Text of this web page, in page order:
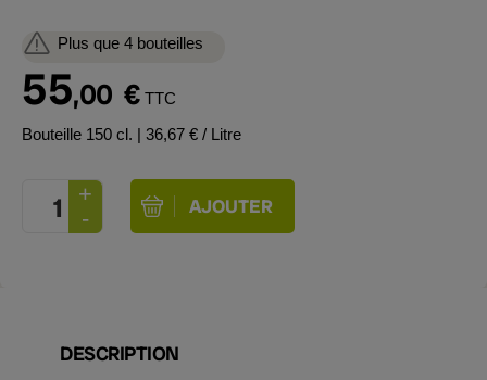
Plus que 4 bouteilles
55,00 € TTC
Bouteille 150 cl. | 36,67 € / Litre
DESCRIPTION